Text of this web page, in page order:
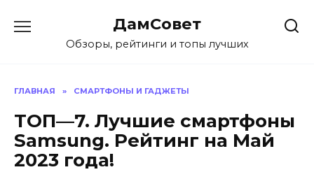
содержанию
ДамСовет
Обзоры, рейтинги и топы лучших
ГЛАВНАЯ » СМАРТФОНЫ И ГАДЖЕТЫ
ТОП—7. Лучшие смартфоны
Samsung. Рейтинг на Май
2023 года!